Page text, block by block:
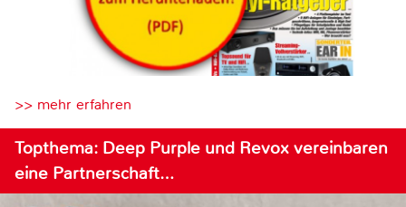
>> mehr erfahren
Topthema: Deep Purple und Revox vereinbaren
eine Partnerschaft…